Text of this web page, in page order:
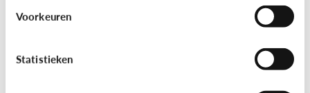
Voorkeuren
Statistieken